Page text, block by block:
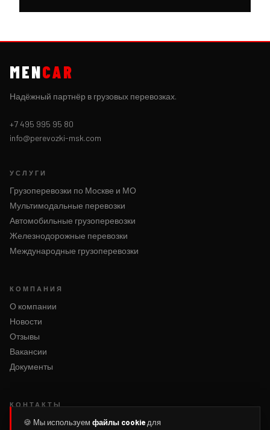
MENCAR
Надёжный партнёр в грузовых перевозках.
+7 495 995 95 80
info@perevozki-msk.com
УСЛУГИ
Грузоперевозки по Москве и МО
Мультимодальные перевозки
Автомобильные грузоперевозки
Железнодорожные перевозки
Международные грузоперевозки
КОМПАНИЯ
О компании
Новости
Отзывы
Вакансии
Документы
КОНТАКТЫ
Написать нам
🍪 Мы используем файлы cookie для